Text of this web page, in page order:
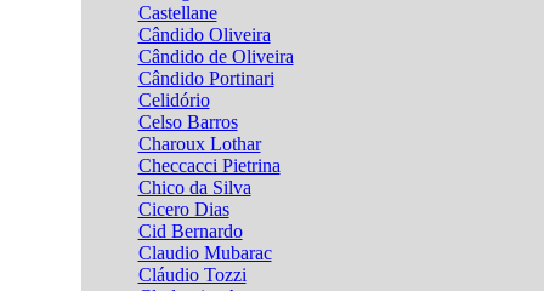
Castellane
Cândido Oliveira
Cândido de Oliveira
Cândido Portinari
Celidório
Celso Barros
Charoux Lothar
Checcacci Pietrina
Chico da Silva
Cicero Dias
Cid Bernardo
Claudio Mubarac
Cláudio Tozzi